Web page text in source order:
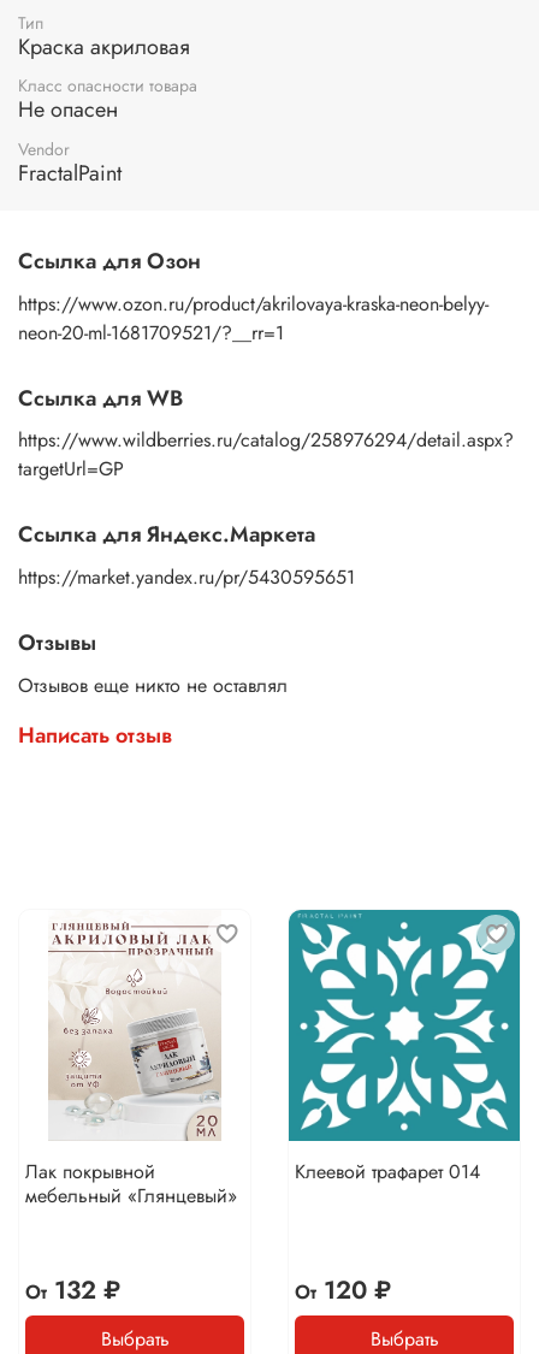
Тип
Краска акриловая
Класс опасности товара
Не опасен
Vendor
FractalPaint
Ссылка для Озон
https://www.ozon.ru/product/akrilovaya-kraska-neon-belyy-
neon-20-ml-1681709521/?__rr=1
Ссылка для WB
https://www.wildberries.ru/catalog/258976294/detail.aspx?
targetUrl=GP
Ссылка для Яндекс.Маркета
https://market.yandex.ru/pr/5430595651
Отзывы
Отзывов еще никто не оставлял
Написать отзыв
Лак покрывной
мебельный «Глянцевый»
От132 ₽
Выбрать
Клеевой трафарет 014
От120 ₽
Выбрать